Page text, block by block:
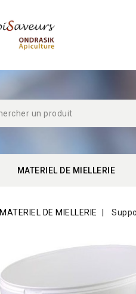
MATERIEL DE MIELLERIE
MATERIEL DE MIELLERIE